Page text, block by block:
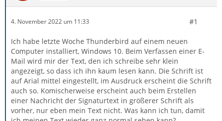
4. November 2022 um 11:33 #1
Ich habe letzte Woche Thunderbird auf einem neuen
Computer installiert, Windows 10. Beim Verfassen einer E-
Mail wird mir der Text, den ich schreibe sehr klein
angezeigt, so dass ich ihn kaum lesen kann. Die Schrift ist
auf Arial mittel eingestellt, im Ausdruck erscheint die Schrift
auch so. Komischerweise erscheint auch beim Erstellen
einer Nachricht der Signaturtext in größerer Schrift als
vorher, nur eben mein Text nicht. Was kann ich tun, damit